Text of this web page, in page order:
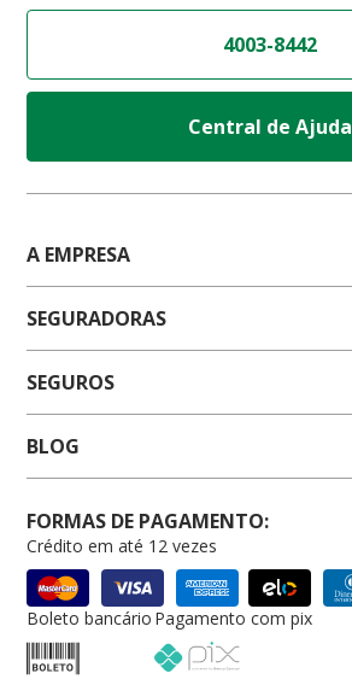
4003-8442
Central de Ajuda
A EMPRESA
SEGURADORAS
SEGUROS
BLOG
FORMAS DE PAGAMENTO:
Crédito em até 12 vezes
Boleto bancário Pagamento com pix